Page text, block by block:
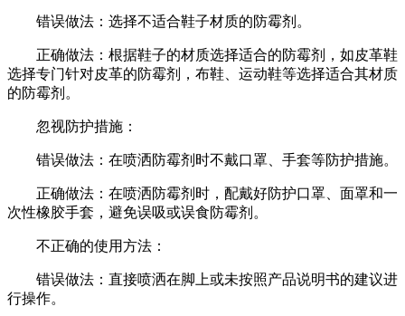
错误做法：选择不适合鞋子材质的防霉剂。
正确做法：根据鞋子的材质选择适合的防霉剂，如皮革鞋
选择专门针对皮革的防霉剂，布鞋、运动鞋等选择适合其材质
的防霉剂。
忽视防护措施：
错误做法：在喷洒防霉剂时不戴口罩、手套等防护措施。
正确做法：在喷洒防霉剂时，配戴好防护口罩、面罩和一
次性橡胶手套，避免误吸或误食防霉剂。
不正确的使用方法：
错误做法：直接喷洒在脚上或未按照产品说明书的建议进
行操作。